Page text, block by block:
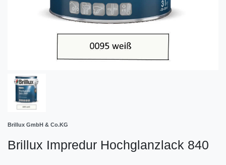
Brillux GmbH & Co.KG
Brillux Impredur Hochglanzlack 840